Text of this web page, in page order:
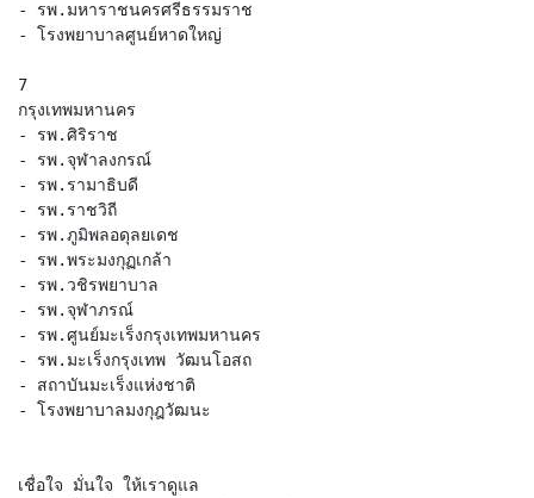
- รพ.มหาราชนครศรีธรรมราช
- โรงพยาบาลศูนย์หาดใหญ่
7
​กรุงเทพมหานคร
- รพ.ศิริราช
- รพ.จุฬาลงกรณ์
- รพ.รามาธิบดี
- รพ.ราชวิถี
- รพ.ภูมิพลอดุลยเดช
- รพ.พระมงกุฏเกล้า
- รพ.วชิรพยาบาล
- รพ.จุฬาภรณ์
- รพ.ศูนย์มะเร็งกรุงเทพมหานคร
- รพ.มะเร็งกรุงเทพ วัฒนโอสถ
- สถาบันมะเร็งแห่งชาติ
- โรงพยาบาลมงกุฎวัฒนะ
เชื่อใจ มั่นใจ ให้เราดูแล